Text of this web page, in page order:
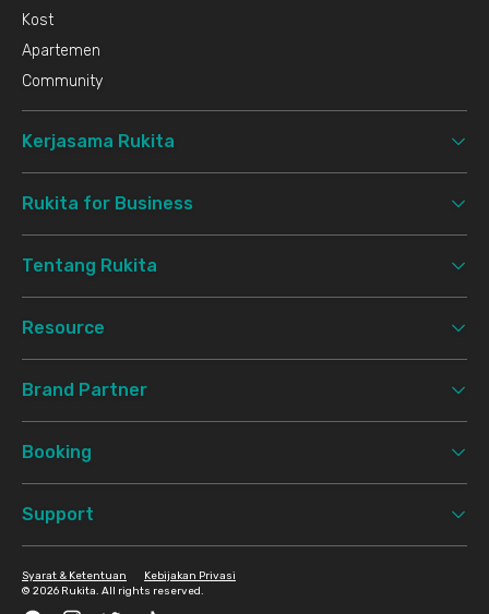
Kost
Apartemen
Community
Kerjasama Rukita
Rukita for Business
Tentang Rukita
Resource
Brand Partner
Booking
Support
© 2026 Rukita. All rights reserved.
Syarat & Ketentuan Kebijakan Privasi